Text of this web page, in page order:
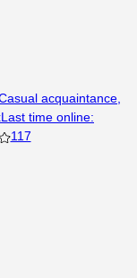
acquaintance,
Last time online:
117